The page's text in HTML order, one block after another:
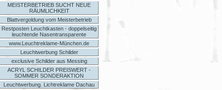
MEISTERBETRIEB SUCHT NEUE
RÄUMLICHKEIT
Blattvergoldung vom Meisterbetrieb
Restposten Leuchtkasten - doppelseitig
leuchtende Nasentransparente
www.Leuchtreklame-München.de
Leuchtwerbung Schilder
exclusive Schilder aus Messing
ACRYL SCHILDER PREISWERT -
SOMMER SONDERAKTION
Leuchtwerbung. Lichtreklame Dachau